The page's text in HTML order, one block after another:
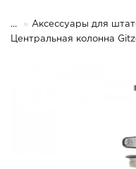
...
Аксессуары для
Центральная колонна